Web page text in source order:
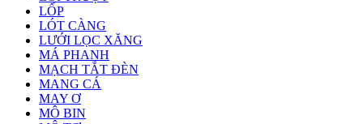
LỐP
LÓT CÀNG
LƯỚI LỌC XĂNG
MÁ PHANH
MẠCH TẮT ĐÈN
MANG CÁ
MAY Ơ
MÔ BIN